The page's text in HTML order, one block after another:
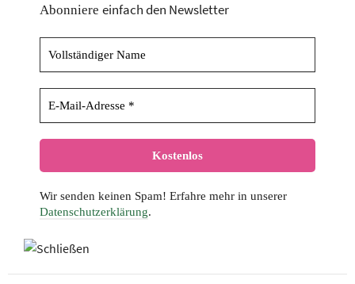
Abonniere einfach den Newsletter
Wir senden keinen Spam! Erfahre mehr in unserer
Datenschutzerklärung.